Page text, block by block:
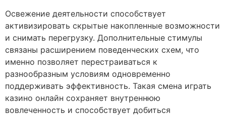
Освежение деятельности способствует
активизировать скрытые накопленные возможности
и снимать перегрузку. Дополнительные стимулы
связаны расширением поведенческих схем, что
именно позволяет перестраиваться к
разнообразным условиям одновременно
поддерживать эффективность. Такая смена играть
казино онлайн сохраняет внутреннюю
вовлеченность и способствует добиться